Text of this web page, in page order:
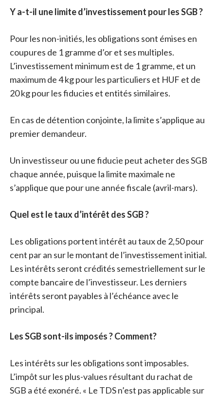
Y a-t-il une limite d’investissement pour les SGB ?
Pour les non-initiés, les obligations sont émises en
coupures de 1 gramme d’or et ses multiples.
L’investissement minimum est de 1 gramme, et un
maximum de 4 kg pour les particuliers et HUF et de
20 kg pour les fiducies et entités similaires.
En cas de détention conjointe, la limite s’applique au
premier demandeur.
Un investisseur ou une fiducie peut acheter des SGB
chaque année, puisque la limite maximale ne
s’applique que pour une année fiscale (avril-mars).
Quel est le taux d’intérêt des SGB ?
Les obligations portent intérêt au taux de 2,50 pour
cent par an sur le montant de l’investissement initial.
Les intérêts seront crédités semestriellement sur le
compte bancaire de l’investisseur. Les derniers
intérêts seront payables à l’échéance avec le
principal.
Les SGB sont-ils imposés ? Comment?
Les intérêts sur les obligations sont imposables.
L’impôt sur les plus-values ​​résultant du rachat de
SGB a été exonéré. « Le TDS n’est pas applicable sur